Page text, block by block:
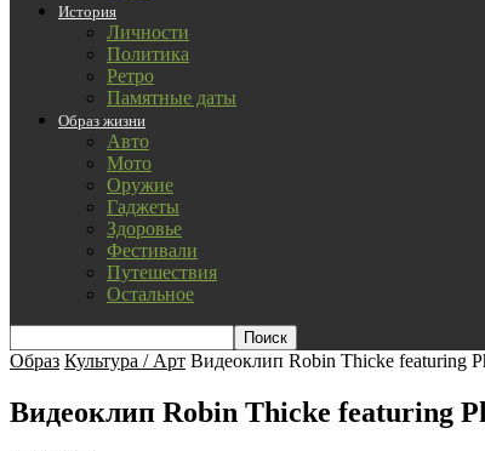
История
Личности
Политика
Ретро
Памятные даты
Образ жизни
Авто
Мото
Оружие
Гаджеты
Здоровье
Фестивали
Путешествия
Остальное
Образ Культура / Арт Видеоклип Robin Thicke featuring
Видеоклип Robin Thicke featuring